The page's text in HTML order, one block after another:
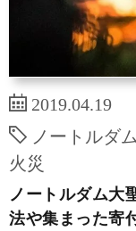
2019.04.19
ノートルダ
火災
ノートルダム大
法や集まった寄